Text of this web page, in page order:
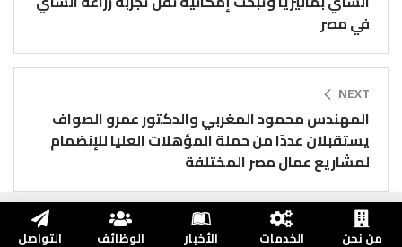
من نحن الخدمات الأخبار الوظائف التواصل
في مصر
NEXT
المهندس محمود المغربي والدكتور عمرو الصواف
يستقبلان عددًا من حملة المؤهلات العليا للإنضمام
لمشاريع عمال مصر المختلفة